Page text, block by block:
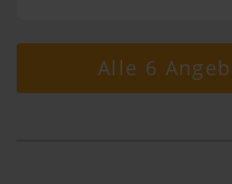
Alle 6